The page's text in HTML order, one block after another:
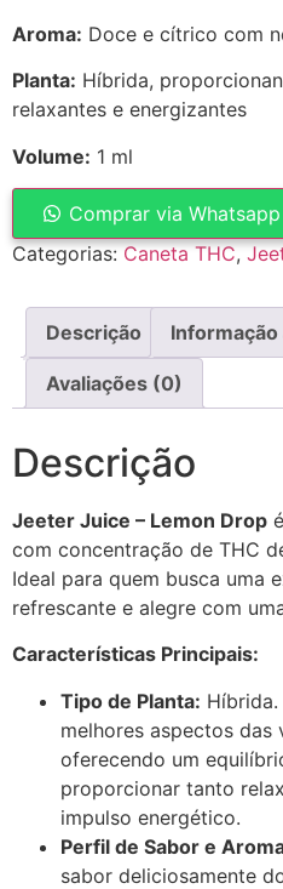
Aroma: Doce e cítrico com
Planta: Híbrida,
relaxantes e energizantes
Volume: 1 ml
Comprar via Whatsapp
Categorias:Caneta THC,
Descrição
Avaliações (0)
Descrição
Jeeter Juice – Lemon Drop
com concentração de THC
Ideal para quem busca uma
refrescante e alegre com
Características Principais:
Tipo de Planta:
melhores aspectos das
oferecendo um
proporcionar tanto
impulso energético.
Perfil de Sabor e
sabor deliciosamente